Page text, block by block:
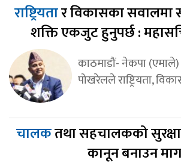
राष्ट्रियतार विकासका सवालमा
शक्ति एकजुट हुनुपर्छ :
काठमाडौं- नेकपा
पोखरेलले राष्ट्रियता,
चालकतथा सहचालकको
कानून बनाउन माग